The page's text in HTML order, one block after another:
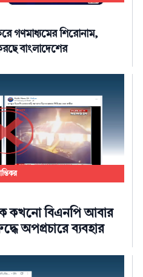
গণমাধ্যমের শিরোনাম,
বাংলাদেশের
কখনো বিএনপি আবার
অপপ্রচারে ব্যবহার